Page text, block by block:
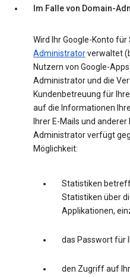
Im Falle von Domain-
Wird Ihr Google-Konto für
Administrator·verwaltet
Nutzern von Google-
Administrator und die
Kundenbetreuung für
auf die Informationen
Ihrer E-Mails und
Administrator verfügt
Möglichkeit:
Statistiken
Statistiken über
Applikationen,
das Passwort für
den Zugriff auf